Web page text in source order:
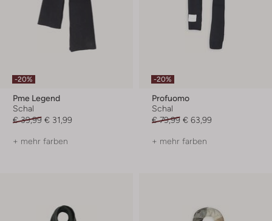
-20%
Pme Legend
Schal
€ 39,99 € 31,99
+ mehr farben
-20%
Profuomo
Schal
€ 79,99 € 63,99
+ mehr farben